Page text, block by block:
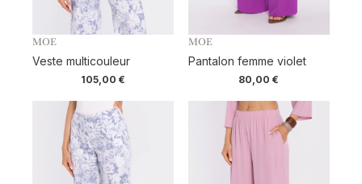
MOE
Veste multicouleur
105,00€
MOE
Pantalon femme violet
80,00€